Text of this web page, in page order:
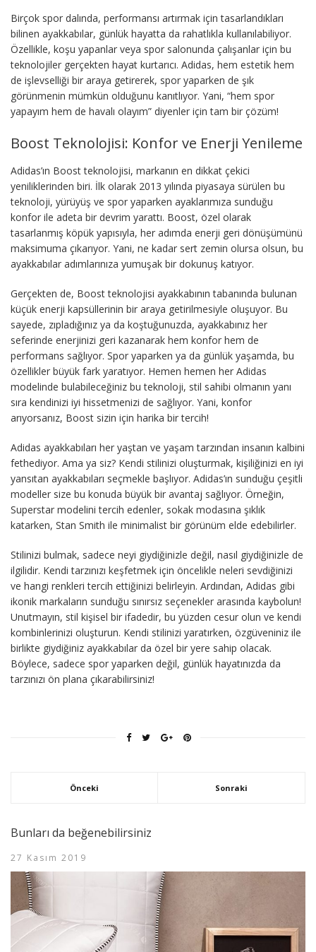
Birçok spor dalında, performansı artırmak için tasarlandıkları
bilinen ayakkabılar, günlük hayatta da rahatlıkla kullanılabiliyor.
Özellikle, koşu yapanlar veya spor salonunda çalışanlar için bu
teknolojiler gerçekten hayat kurtarıcı. Adidas, hem estetik hem
de işlevselliği bir araya getirerek, spor yaparken de şık
görünmenin mümkün olduğunu kanıtlıyor. Yani, “hem spor
yapayım hem de havalı olayım” diyenler için tam bir çözüm!
Boost Teknolojisi: Konfor ve Enerji Yenileme
Adidas’ın Boost teknolojisi, markanın en dikkat çekici
yeniliklerinden biri. İlk olarak 2013 yılında piyasaya sürülen bu
teknoloji, yürüyüş ve spor yaparken ayaklarımıza sunduğu
konfor ile adeta bir devrim yarattı. Boost, özel olarak
tasarlanmış köpük yapısıyla, her adımda enerji geri dönüşümünü
maksimuma çıkarıyor. Yani, ne kadar sert zemin olursa olsun, bu
ayakkabılar adımlarınıza yumuşak bir dokunuş katıyor.
Gerçekten de, Boost teknolojisi ayakkabının tabanında bulunan
küçük enerji kapsüllerinin bir araya getirilmesiyle oluşuyor. Bu
sayede, zıpladığınız ya da koştuğunuzda, ayakkabınız her
seferinde enerjinizi geri kazanarak hem konfor hem de
performans sağlıyor. Spor yaparken ya da günlük yaşamda, bu
özellikler büyük fark yaratıyor. Hemen hemen her Adidas
modelinde bulabileceğiniz bu teknoloji, stil sahibi olmanın yanı
sıra kendinizi iyi hissetmenizi de sağlıyor. Yani, konfor
arıyorsanız, Boost sizin için harika bir tercih!
Adidas ayakkabıları her yaştan ve yaşam tarzından insanın kalbini
fethediyor. Ama ya siz? Kendi stilinizi oluşturmak, kişiliğinizi en iyi
yansıtan ayakkabıları seçmekle başlıyor. Adidas’ın sunduğu çeşitli
modeller size bu konuda büyük bir avantaj sağlıyor. Örneğin,
Superstar modelini tercih edenler, sokak modasına şıklık
katarken, Stan Smith ile minimalist bir görünüm elde edebilirler.
Stilinizi bulmak, sadece neyi giydiğinizle değil, nasıl giydiğinizle de
ilgilidir. Kendi tarzınızı keşfetmek için öncelikle neleri sevdiğinizi
ve hangi renkleri tercih ettiğinizi belirleyin. Ardından, Adidas gibi
ikonik markaların sunduğu sınırsız seçenekler arasında kaybolun!
Unutmayın, stil kişisel bir ifadedir, bu yüzden cesur olun ve kendi
kombinlerinizi oluşturun. Kendi stilinizi yaratırken, özgüveniniz ile
birlikte giydiğiniz ayakkabılar da özel bir yere sahip olacak.
Böylece, sadece spor yaparken değil, günlük hayatınızda da
tarzınızı ön plana çıkarabilirsiniz!
Önceki Sonraki
Bunları da beğenebilirsiniz
27 Kasım 2019